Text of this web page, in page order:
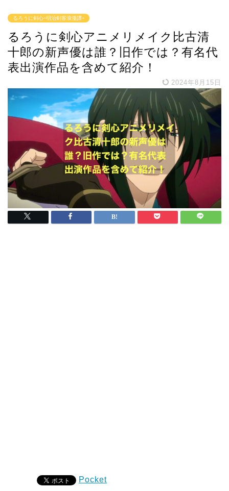
るろうに剣心ｰ明治剣客浪漫譚ｰ
るろうに剣心アニメリメイク比古清
十郎の新声優は誰？旧作では？有名代
表出演作品を含めて紹介！
2024年8月15日
Pocket